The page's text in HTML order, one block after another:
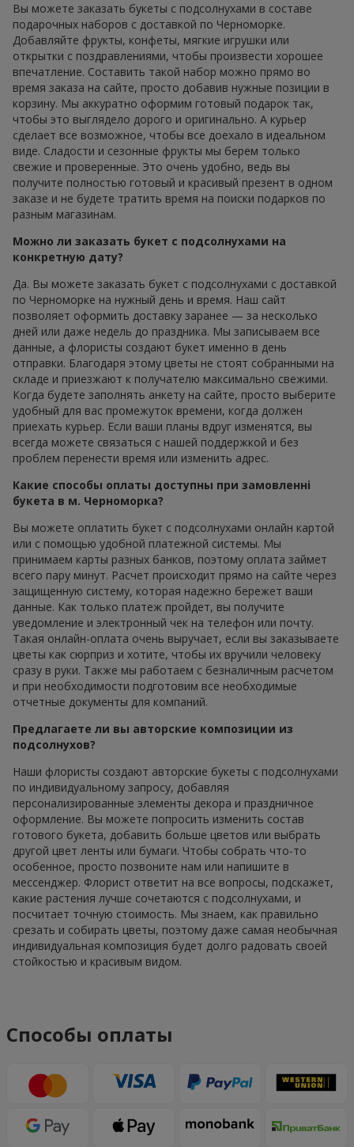
Вы можете заказать букеты с подсолнухами в составе
подарочных наборов с доставкой по Черноморке.
Добавляйте фрукты, конфеты, мягкие игрушки или
открытки с поздравлениями, чтобы произвести хорошее
впечатление. Составить такой набор можно прямо во
время заказа на сайте, просто добавив нужные позиции в
корзину. Мы аккуратно оформим готовый подарок так,
чтобы это выглядело дорого и оригинально. А курьер
сделает все возможное, чтобы все доехало в идеальном
виде. Сладости и сезонные фрукты мы берем только
свежие и проверенные. Это очень удобно, ведь вы
получите полностью готовый и красивый презент в одном
заказе и не будете тратить время на поиски подарков по
разным магазинам.
Можно ли заказать букет с подсолнухами на
конкретную дату?
Да. Вы можете заказать букет с подсолнухами с доставкой
по Черноморке на нужный день и время. Наш сайт
позволяет оформить доставку заранее — за несколько
дней или даже недель до праздника. Мы записываем все
данные, а флористы создают букет именно в день
отправки. Благодаря этому цветы не стоят собранными на
складе и приезжают к получателю максимально свежими.
Когда будете заполнять анкету на сайте, просто выберите
удобный для вас промежуток времени, когда должен
приехать курьер. Если ваши планы вдруг изменятся, вы
всегда можете связаться с нашей поддержкой и без
проблем перенести время или изменить адрес.
Какие способы оплаты доступны при замовленні
букета в м. Черноморка?
Вы можете оплатить букет с подсолнухами онлайн картой
или с помощью удобной платежной системы. Мы
принимаем карты разных банков, поэтому оплата займет
всего пару минут. Расчет происходит прямо на сайте через
защищенную систему, которая надежно бережет ваши
данные. Как только платеж пройдет, вы получите
уведомление и электронный чек на телефон или почту.
Такая онлайн-оплата очень выручает, если вы заказываете
цветы как сюрприз и хотите, чтобы их вручили человеку
сразу в руки. Также мы работаем с безналичным расчетом
и при необходимости подготовим все необходимые
отчетные документы для компаний.
Предлагаете ли вы авторские композиции из
подсолнухов?
Наши флористы создают авторские букеты с подсолнухами
по индивидуальному запросу, добавляя
персонализированные элементы декора и праздничное
оформление. Вы можете попросить изменить состав
готового букета, добавить больше цветов или выбрать
другой цвет ленты или бумаги. Чтобы собрать что-то
особенное, просто позвоните нам или напишите в
мессенджер. Флорист ответит на все вопросы, подскажет,
какие растения лучше сочетаются с подсолнухами, и
посчитает точную стоимость. Мы знаем, как правильно
срезать и собирать цветы, поэтому даже самая необычная
индивидуальная композиция будет долго радовать своей
стойкостью и красивым видом.
Способы оплаты